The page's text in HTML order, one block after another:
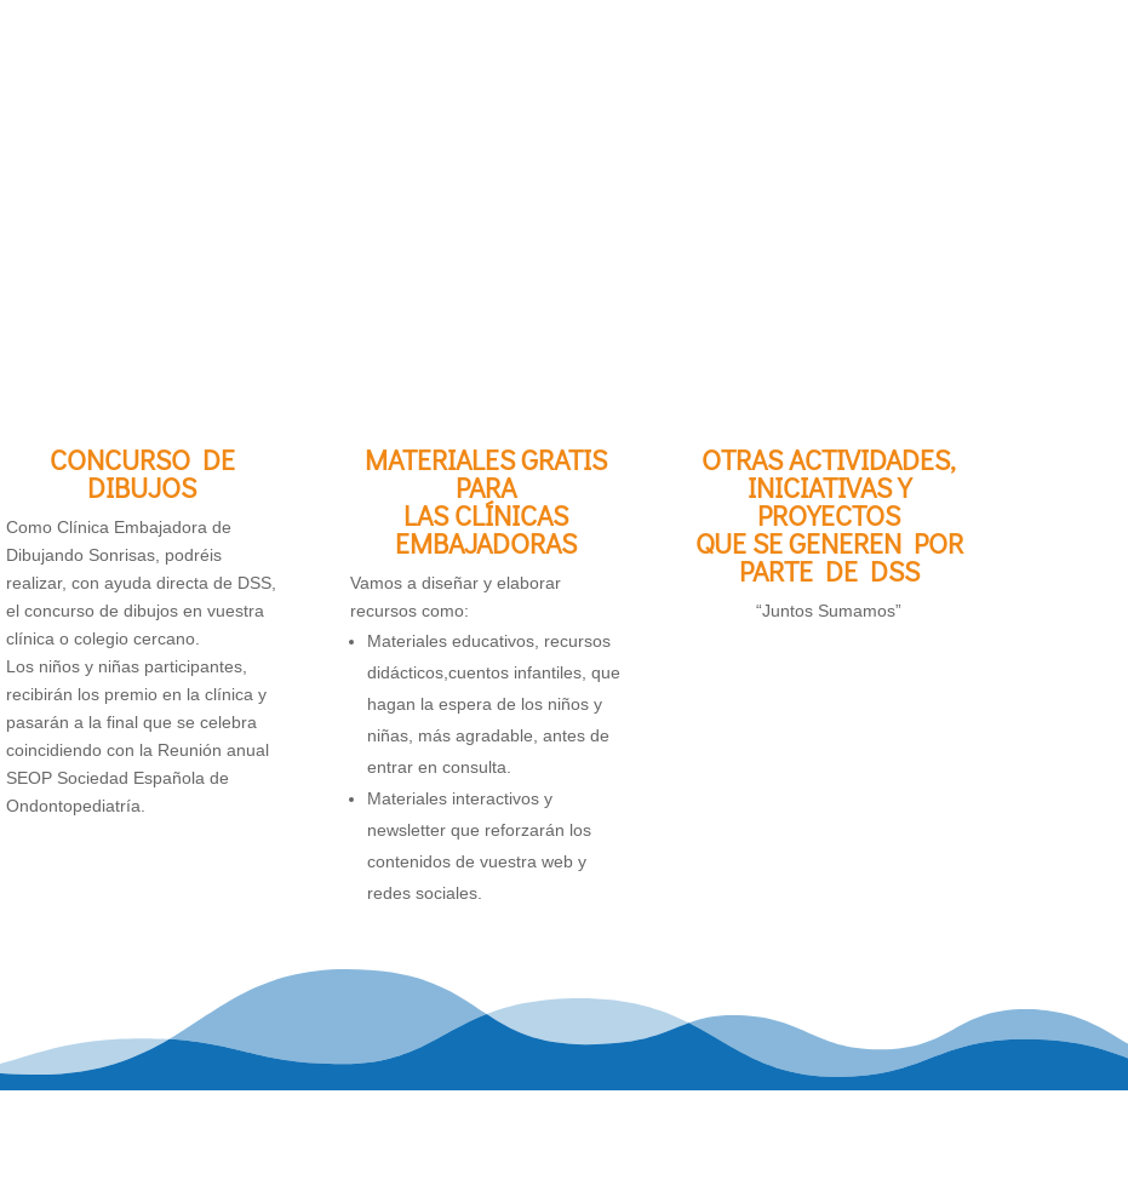
CONCURSO DE
DIBUJOS
Como Clínica Embajadora de
Dibujando Sonrisas, podréis
realizar, con ayuda directa de DSS,
el concurso de dibujos en vuestra
clínica o colegio cercano.
Los niños y niñas participantes,
recibirán los premio en la clínica y
pasarán a la final que se celebra
coincidiendo con la Reunión anual
SEOP Sociedad Española de
Ondontopediatría.
MATERIALES GRATIS
PARA
LAS CLÍNICAS
EMBAJADORAS
Vamos a diseñar y elaborar
recursos como:
Materiales educativos, recursos
didácticos,cuentos infantiles, que
hagan la espera de los niños y
niñas, más agradable, antes de
entrar en consulta.
Materiales interactivos y
newsletter que reforzarán los
contenidos de vuestra web y
redes sociales.
OTRAS ACTIVIDADES,
INICIATIVAS Y
PROYECTOS
QUE SE GENEREN POR
PARTE DE DSS
“Juntos Sumamos”